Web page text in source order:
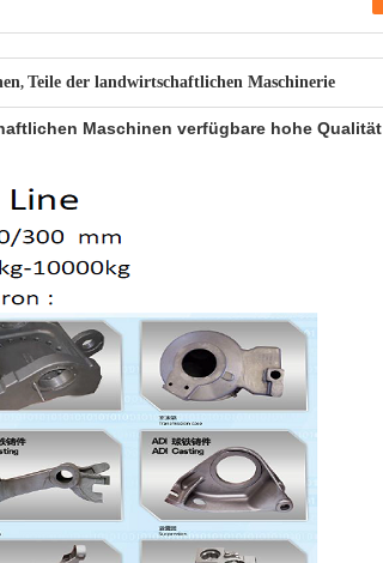
, Teile der landwirtschaftlichen Maschinerie
Maschinen verfügbare hohe Qualität